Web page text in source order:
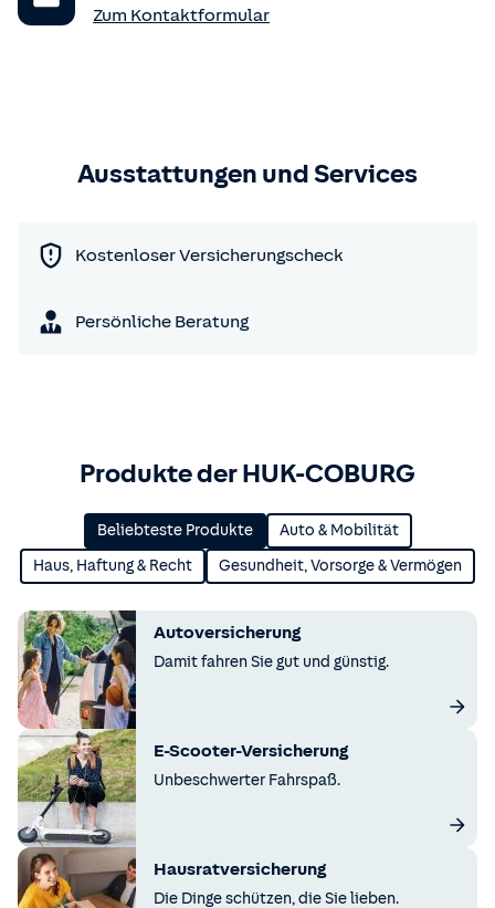
Zum Kontaktformular
Ausstattungen und Services
Kostenloser Versicherungscheck
Persönliche Beratung
Produkte der HUK-COBURG
Beliebteste Produkte Auto & Mobilität
Haus, Haftung & Recht Gesundheit, Vorsorge & Vermögen
Autoversicherung
Damit fahren Sie gut und günstig.
E-Scooter-Versicherung
Unbeschwerter Fahrspaß.
Hausratversicherung
Die Dinge schützen, die Sie lieben.